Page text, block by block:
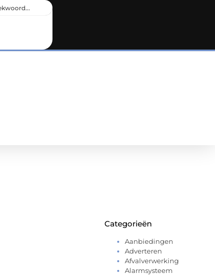
Categorieën
Aanbiedingen
Adverteren
Afvalverwerking
Alarmsysteem